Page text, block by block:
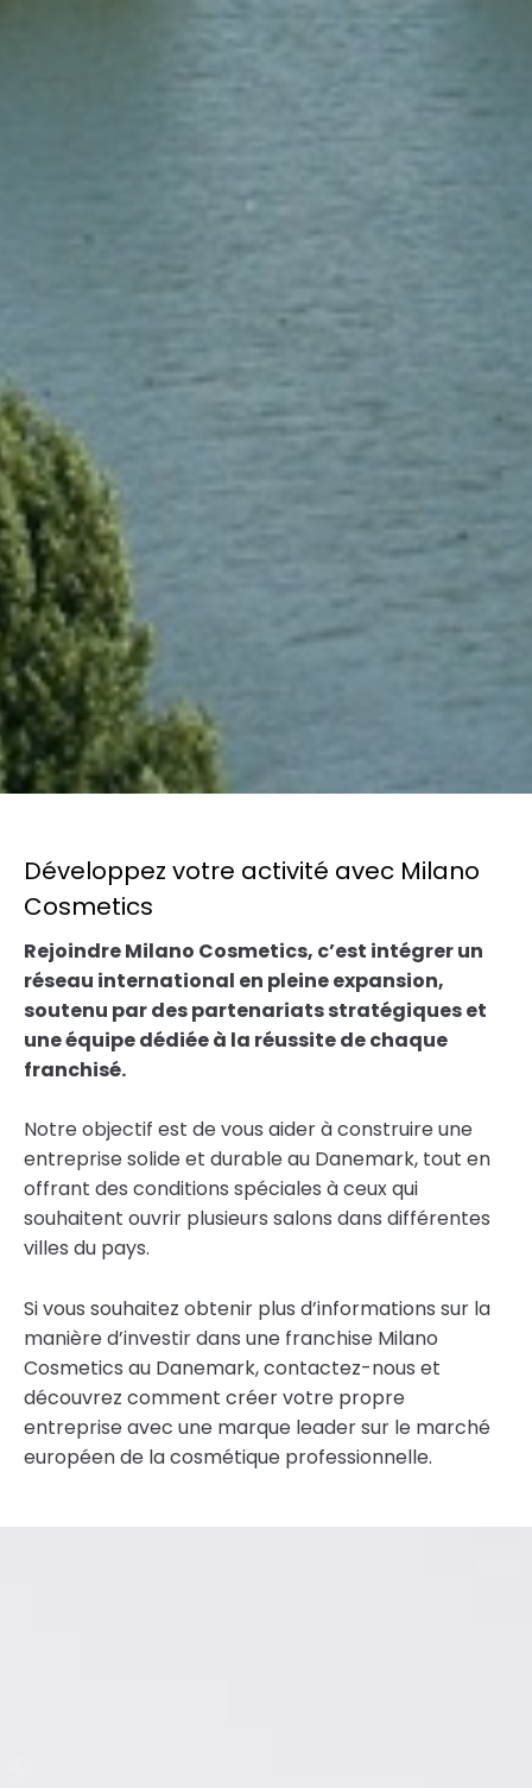
Développez votre activité avec Milano
Cosmetics
Rejoindre Milano Cosmetics, c’est intégrer un
réseau international en pleine expansion,
soutenu par des partenariats stratégiques et
une équipe dédiée à la réussite de chaque
franchisé.
Notre objectif est de vous aider à construire une
entreprise solide et durable au Danemark, tout en
offrant des conditions spéciales à ceux qui
souhaitent ouvrir plusieurs salons dans différentes
villes du pays.
Si vous souhaitez obtenir plus d’informations sur la
manière d’investir dans une franchise Milano
Cosmetics au Danemark, contactez-nous et
découvrez comment créer votre propre
entreprise avec une marque leader sur le marché
européen de la cosmétique professionnelle.